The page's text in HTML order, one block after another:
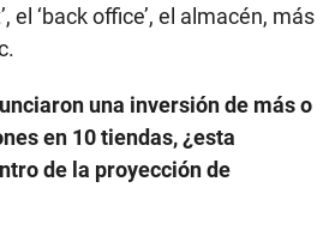
el ‘back office’, el almacén, más
una inversión de más o
en 10 tiendas, ¿esta
de la proyección de